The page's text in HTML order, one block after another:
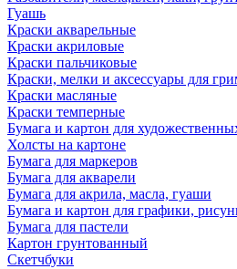
Гуашь
Краски акварельные
Краски акриловые
Краски пальчиковые
Краски, мелки и аксессуары для
Краски масляные
Краски темперные
Бумага и картон для
Холсты на картоне
Бумага для маркеров
Бумага для акварели
Бумага для акрила, масла, гуаши
Бумага и картон для графики,
Бумага для пастели
Картон грунтованный
Скетчбуки